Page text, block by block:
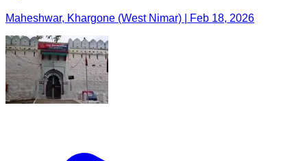
Maheshwar, Khargone (West Nimar) | Feb 18, 2026